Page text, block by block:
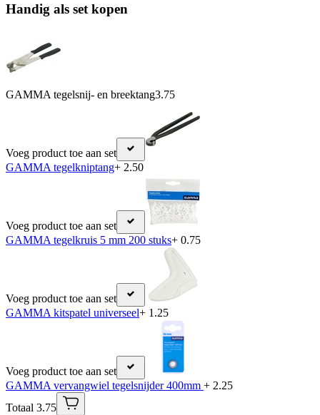
Handig als set kopen
GAMMA tegelsnij- en breektang3.75
Voeg product toe aan set
GAMMA tegelkniptang+ 2.50
Voeg product toe aan set
GAMMA tegelkruis 5 mm 200 stuks+ 0.75
Voeg product toe aan set
GAMMA kitspatel universeel+ 1.25
Voeg product toe aan set
GAMMA vervangwiel tegelsnijder 400mm + 2.25
Totaal 3.75